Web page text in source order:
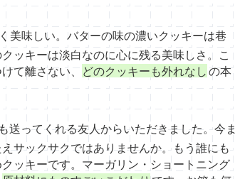
美味しい。バターの味の濃いクッキーは巷
ッキーは淡白なのに心に残る美味しさ。こ
て離さない、
どのクッキーも外れなし の本
送ってくれる友人からいただきました。今ま
サックサクではありませんか。もう誰にも
ッキーです。マーガリン・ショートニング